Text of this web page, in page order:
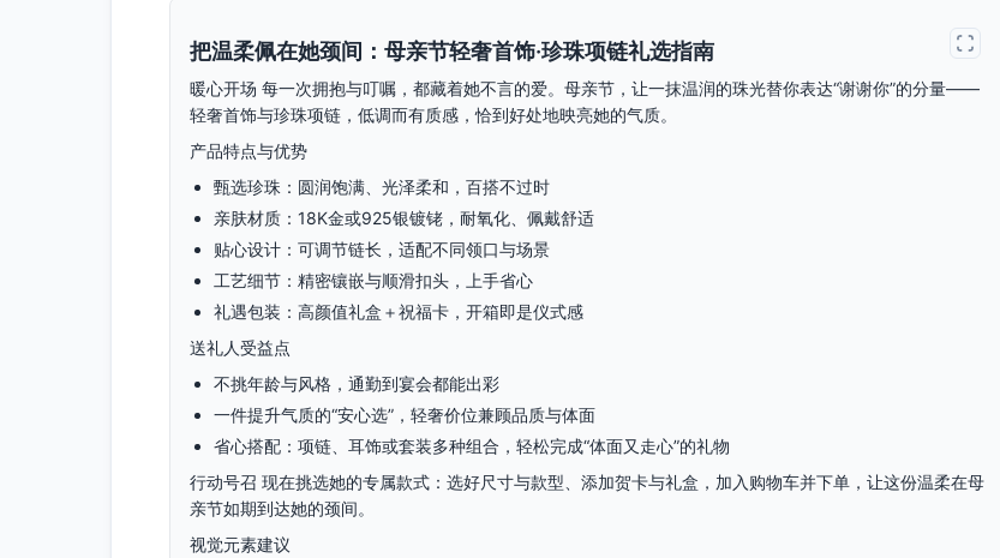
把温柔佩在她颈间：母亲节轻奢首饰·珍珠项链礼选指南
暖心开场 每一次拥抱与叮嘱，都藏着她不言的爱。母亲节，让一抹温润的珠光替你表达“谢谢你”的分量——
轻奢首饰与珍珠项链，低调而有质感，恰到好处地映亮她的气质。
产品特点与优势
甄选珍珠：圆润饱满、光泽柔和，百搭不过时
亲肤材质：18K金或925银镀铑，耐氧化、佩戴舒适
贴心设计：可调节链长，适配不同领口与场景
工艺细节：精密镶嵌与顺滑扣头，上手省心
礼遇包装：高颜值礼盒＋祝福卡，开箱即是仪式感
送礼人受益点
不挑年龄与风格，通勤到宴会都能出彩
一件提升气质的“安心选”，轻奢价位兼顾品质与体面
省心搭配：项链、耳饰或套装多种组合，轻松完成“体面又走心”的礼物
行动号召 现在挑选她的专属款式：选好尺寸与款型、添加贺卡与礼盒，加入购物车并下单，让这份温柔在母
亲节如期到达她的颈间。
视觉元素建议